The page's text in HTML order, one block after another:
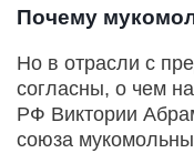
Почему
Но в отрасли с
согласны, о чем
РФ Виктории
союза